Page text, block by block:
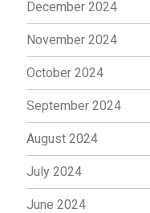
December 2024
November 2024
October 2024
September 2024
August 2024
July 2024
June 2024